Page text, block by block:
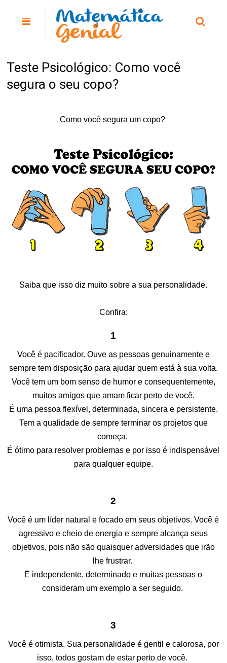
Teste Psicológico: Como você
segura o seu copo?
Como você segura um copo?
Saiba que isso diz muito sobre a sua personalidade.
Confira:
1
Você é pacificador. Ouve as pessoas genuinamente e
sempre tem disposição para ajudar quem está à sua volta.
Você tem um bom senso de humor e consequentemente,
muitos amigos que amam ficar perto de você.
É uma pessoa flexível, determinada, sincera e persistente.
Tem a qualidade de sempre terminar os projetos que
começa.
É ótimo para resolver problemas e por isso é indispensável
para qualquer equipe.
2
Você é um líder natural e focado em seus objetivos. Você é
agressivo e cheio de energia e sempre alcança seus
objetivos, pois não são quaisquer adversidades que irão
lhe frustrar.
É independente, determinado e muitas pessoas o
consideram um exemplo a ser seguido.
3
Você é otimista. Sua personalidade é gentil e calorosa, por
isso, todos gostam de estar perto de você.